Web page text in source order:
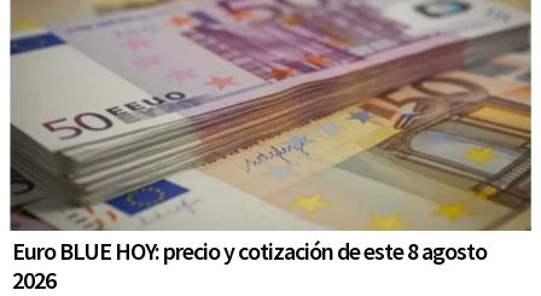
Euro BLUE HOY: precio y cotización de este 8 agosto
2026